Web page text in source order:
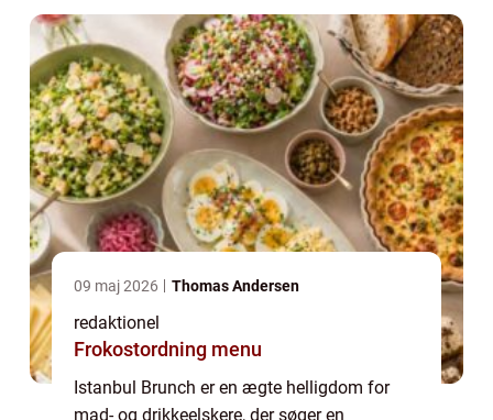
muligt fo...
09 maj 2026 Thomas Andersen
redaktionel
Frokostordning menu
Istanbul Brunch er en ægte helligdom for
mad- og drikkeelskere, der søger en